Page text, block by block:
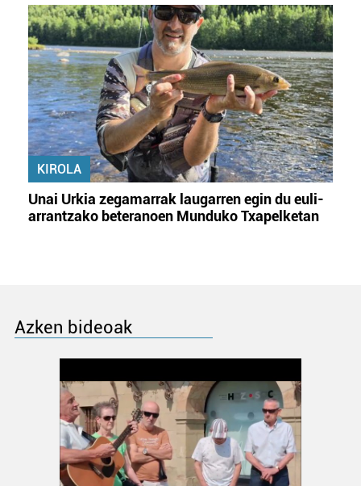
KIROLA
Unai Urkia zegamarrak laugarren egin du euli-
arrantzako beteranoen Munduko Txapelketan
Azken bideoak